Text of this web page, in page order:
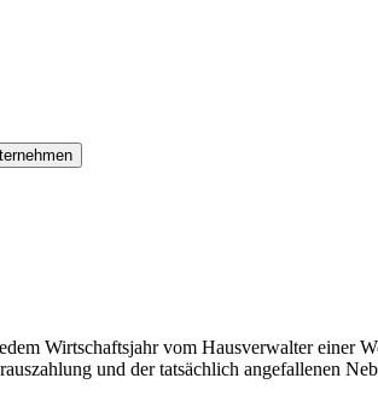
Wirtschaftsjahr vom Hausverwalter
und der tatsächlich angefallenen